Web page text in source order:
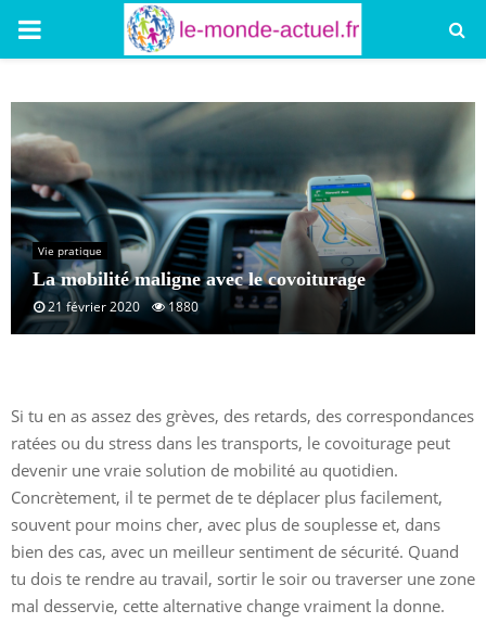
PRIMARY
Vie pratique
La mobilité maligne avec le covoiturage
21 février 2020 1880
Si tu en as assez des grèves, des retards, des correspondances
ratées ou du stress dans les transports, le covoiturage peut
devenir une vraie solution de mobilité au quotidien.
Concrètement, il te permet de te déplacer plus facilement,
souvent pour moins cher, avec plus de souplesse et, dans
bien des cas, avec un meilleur sentiment de sécurité. Quand
tu dois te rendre au travail, sortir le soir ou traverser une zone
mal desservie, cette alternative change vraiment la donne.